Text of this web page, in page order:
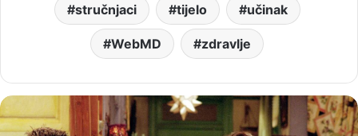
stručnjaci tijelo učinak
WebMD zdravlje